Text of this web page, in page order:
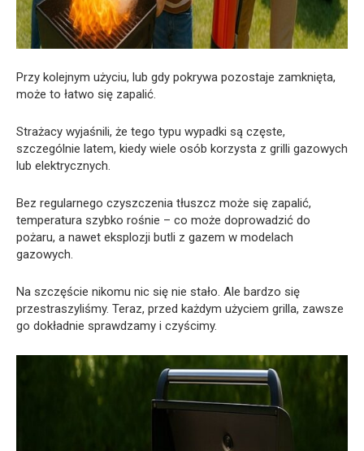
Przy kolejnym użyciu, lub gdy pokrywa pozostaje zamknięta,
może to łatwo się zapalić.
Strażacy wyjaśnili, że tego typu wypadki są częste,
szczególnie latem, kiedy wiele osób korzysta z grilli gazowych
lub elektrycznych.
Bez regularnego czyszczenia tłuszcz może się zapalić,
temperatura szybko rośnie – co może doprowadzić do
pożaru, a nawet eksplozji butli z gazem w modelach
gazowych.
Na szczęście nikomu nic się nie stało. Ale bardzo się
przestraszyliśmy. Teraz, przed każdym użyciem grilla, zawsze
go dokładnie sprawdzamy i czyścimy.